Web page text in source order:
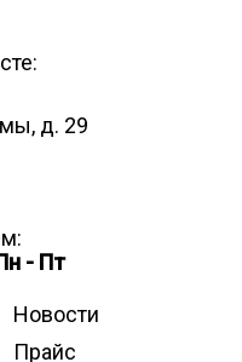
д. 29
- Пт
Новости
Прайс